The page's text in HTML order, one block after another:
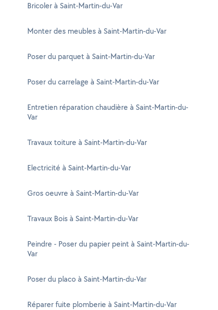
Bricoler à Saint-Martin-du-Var
Monter des meubles à Saint-Martin-du-Var
Poser du parquet à Saint-Martin-du-Var
Poser du carrelage à Saint-Martin-du-Var
Entretien réparation chaudière à Saint-Martin-du-
Var
Travaux toiture à Saint-Martin-du-Var
Electricité à Saint-Martin-du-Var
Gros oeuvre à Saint-Martin-du-Var
Travaux Bois à Saint-Martin-du-Var
Peindre - Poser du papier peint à Saint-Martin-du-
Var
Poser du placo à Saint-Martin-du-Var
Réparer fuite plomberie à Saint-Martin-du-Var